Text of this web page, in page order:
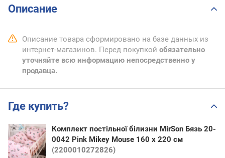
Описание
Описание товара сформировано на базе данных из
интернет-магазинов. Перед покупкой обязательно
уточняйте всю информацию непосредственно у
продавца.
Где купить?
Комплект постільної білизни MirSon Бязь 20-
0042 Pink Mikey Mouse 160 x 220 см
(2200010272826)